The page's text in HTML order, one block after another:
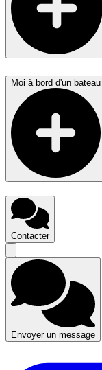
Moi à bord d'un bateau
Contacter
Envoyer un message